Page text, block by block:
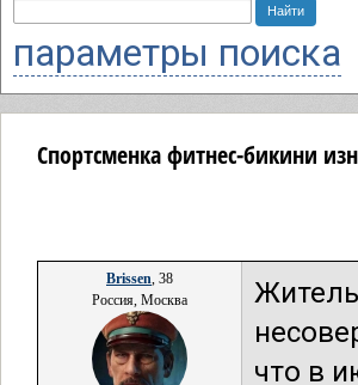
параметры поиска
Спортсменка фитнес-бикини
Brissen, 38
Россия, Москва
что в